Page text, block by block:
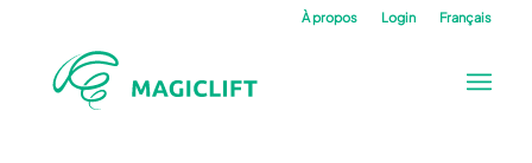
À propos Login Français